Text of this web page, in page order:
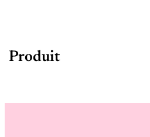
Produit